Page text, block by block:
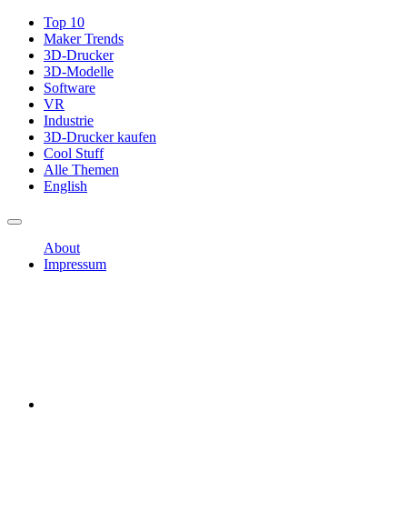
Top 10
Maker Trends
3D-Drucker
3D-Modelle
Software
VR
Industrie
3D-Drucker kaufen
Cool Stuff
Alle Themen
English
About
Impressum